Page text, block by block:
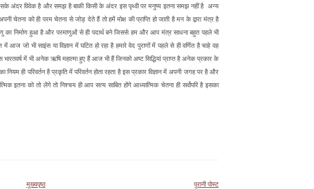
जिसके अंदर विवेक है और समझ है बाकी किसी के अंदर इस पृथ्वी पर मनुष्य इतना समझ नहीं है अन्य
चेतना को ही परम चेतना से जोड़ देते हैं तो हमें मोक्ष की प्राप्ति हो जाती है मन के द्वारा मंत्र है
का निर्माण हुआ है और परमाणुओं से ही पदार्थ बने जिससे हम और आप मंत्र साधना बहुत पहले भी
जो भी साइंस या विज्ञान में घटित हो रहा है हमारे वेद पुराणों में पहले से ही वर्णित है चाहे वह
भारतवर्ष में भी अनेक ऋषि महात्मा हुए हैं आज भी हैं जिनको अष्ट सिद्धियां प्राप्त है अनेक प्रकार के
नियम ही परिवर्तन है प्रकृति में परिवर्तन होता रहता है इस प्रकार विज्ञान में अपनी जगह पर है और
इतना को तो लेंगे तो निश्चय ही आप सत्य साबित होंगे आध्यात्मिक चेतना ही सर्वोपरि है इसका
पुरानी पोस्ट
मुख्यपृष्ठ